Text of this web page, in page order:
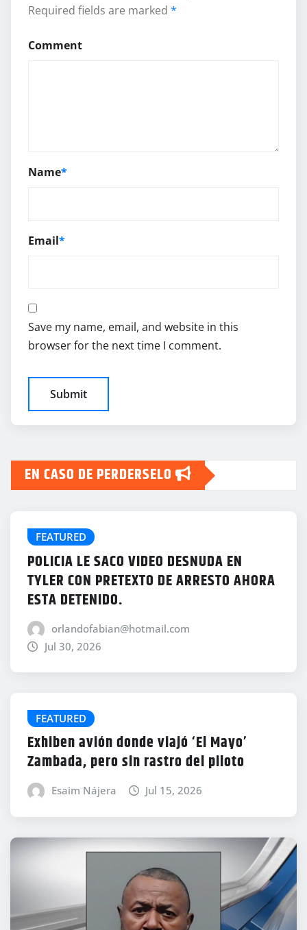
Required fields are marked *
Comment
Name*
Email*
Save my name, email, and website in this
browser for the next time I comment.
EN CASO DE PERDERSELO
FEATURED
POLICIA LE SACO VIDEO DESNUDA EN
TYLER CON PRETEXTO DE ARRESTO AHORA
ESTA DETENIDO.
orlandofabian@hotmail.com
Jul 30, 2026
FEATURED
Exhiben avión donde viajó ‘El Mayo’
Zambada, pero sin rastro del piloto
Esaim Nájera Jul 15, 2026